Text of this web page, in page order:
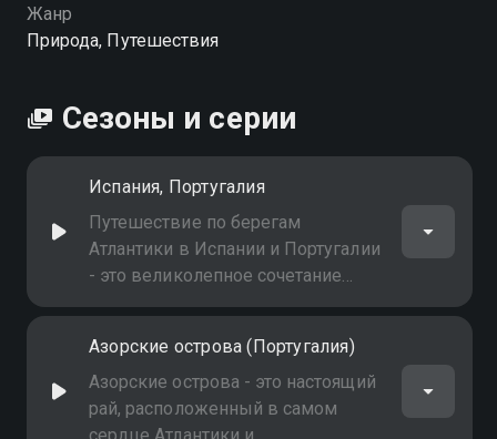
приключения
Жанр
Природа, Путешествия
Сезоны и серии
Испания, Португалия
Путешествие по берегам
Атлантики в Испании и Португалии
- это великолепное сочетание
культуры, истории и природы
Азорские острова (Португалия)
Азорские острова - это настоящий
рай, расположенный в самом